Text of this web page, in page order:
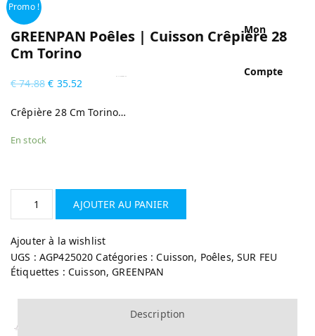
Mon
Compte
Promo !
GREENPAN Poêles | Cuisson Crêpière 28
Cm Torino
€74.88 € 35.52
Crêpière 28 Cm Torino…
En stock
AJOUTER AU PANIER
Ajouter à la wishlist
UGS : AGP425020 Catégories :Cuisson, Poêles, SUR FEU
Étiquettes : Cuisson, GREENPAN
Description